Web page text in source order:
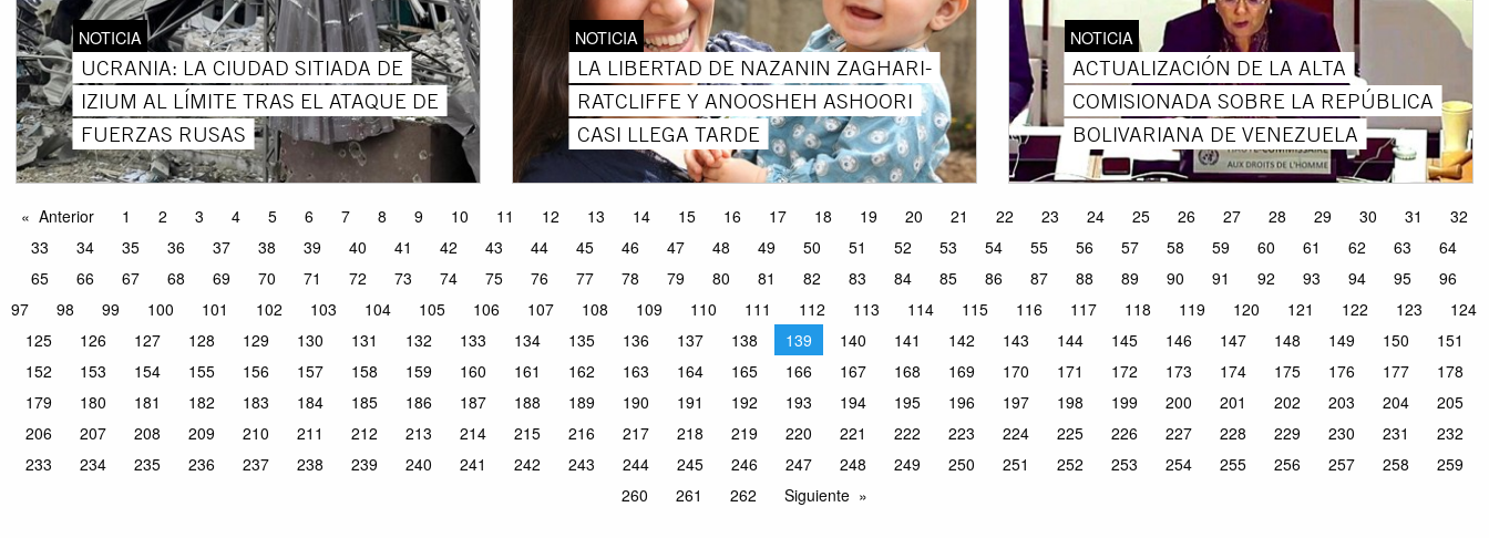
NOTICIA
UCRANIA: LA CIUDAD SITIADA DE
IZIUM AL LÍMITE TRAS EL ATAQUE DE
FUERZAS RUSAS
NOTICIA
LA LIBERTAD DE NAZANIN ZAGHARI-
RATCLIFFE Y ANOOSHEH ASHOORI
CASI LLEGA TARDE
NOTICIA
ACTUALIZACIÓN DE LA ALTA
COMISIONADA SOBRE LA REPÚBLICA
BOLIVARIANA DE VENEZUELA
Anterior 1 2 3 4 5 6 7 8 9 10 11 12 13 14 15 16 17 18 19 20 21 22 23 24 25 26 27 28 29 30 31
32
33
34 35 36 37 38 39 40 41 42 43 44 45 46 47 48 49 50 51 52 53 54 55 56 57 58 59 60 61 62 63
64
65
66 67 68 69 70 71 72 73 74 75 76 77 78 79 80 81 82 83 84 85 86 87 88 89 90 91 92 93 94 95
96
97
98 99 100 101 102 103 104 105 106 107 108 109 110 111 112 113 114 115 116 117 118 119 120 121 122 123
124
125
126 127 128 129 130 131 132 133 134 135 136 137 138 139 140 141 142 143 144 145 146 147 148 149 150
151
152
153 154 155 156 157 158 159 160 161 162 163 164 165 166 167 168 169 170 171 172 173 174 175 176 177
178
179
180 181 182 183 184 185 186 187 188 189 190 191 192 193 194 195 196 197 198 199 200 201 202 203 204
205
206
207 208 209 210 211 212 213 214 215 216 217 218 219 220 221 222 223 224 225 226 227 228 229 230 231
232
233
234 235 236 237 238 239 240 241 242 243 244 245 246 247 248 249 250 251 252 253 254 255 256 257 258
259
260
261 262 Siguiente